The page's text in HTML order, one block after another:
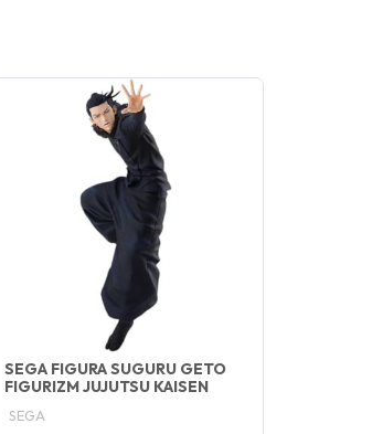
SEGA FIGURA SUGURU GETO
FIGURIZM JUJUTSU KAISEN
SEGA